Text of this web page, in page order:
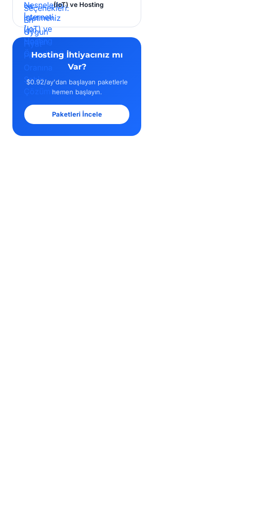
(IoT) ve Hosting
Hosting İhtiyacınız mı
Var?
$0.92/ay'dan başlayan paketlerle
hemen başlayın.
Paketleri İncele